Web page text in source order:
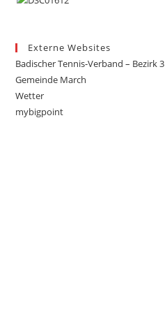
Externe Websites
Badischer Tennis-Verband – Bezirk 3
Gemeinde March
Wetter
mybigpoint